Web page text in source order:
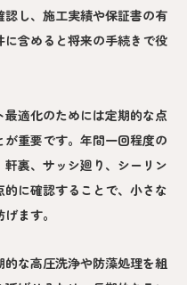
し、施工実績や保証書の有
含めると将来の手続きで役
適化のためには定期的な点
重要です。年間一回程度の
裏、サッシ廻り、シーリン
に確認することで、小さな
ます。
な高圧洗浄や防藻処理を組